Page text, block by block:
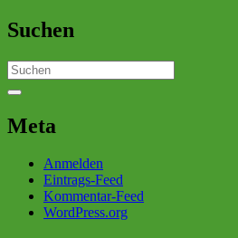
Suchen
Search
for:
Meta
Anmelden
Eintrags-Feed
Kommentar-Feed
WordPress.org